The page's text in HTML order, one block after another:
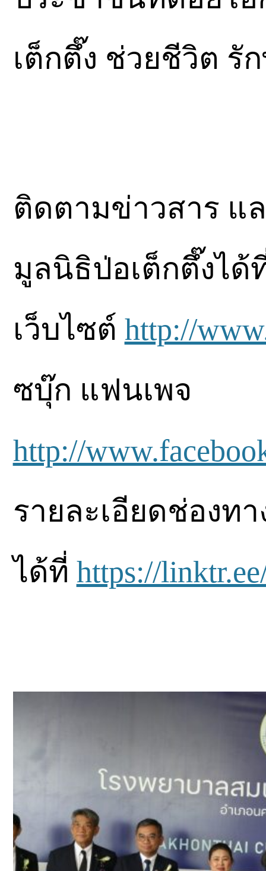
เต็กตึ๊ง ช่วยชีวิต รั
ติดตามข่าวสาร แ
มูลนิธิป่อเต็กตึ๊งได้
เว็บไซต์ http://
ซบุ๊ก แฟนเพจ
http://
รายละเอียดช่องท
ได้ที่ https://